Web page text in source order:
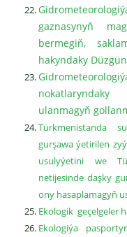
gaznasynyň
bermegiň,
hakyndaky
nokatlaryndaky
ulanmagyň
Türkmenistanda
gurşawa ýetirilen
usulyýetini we
netijesinde daşky
ony hasaplamagyň
Ekologik geçelgeler
Ekologiýa